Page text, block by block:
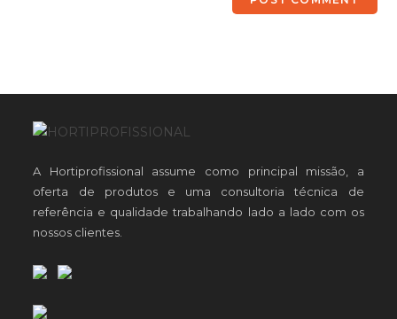
A Hortiprofissional assume como principal missão, a
oferta de produtos e uma consultoria técnica de
referência e qualidade trabalhando lado a lado com os
nossos clientes.